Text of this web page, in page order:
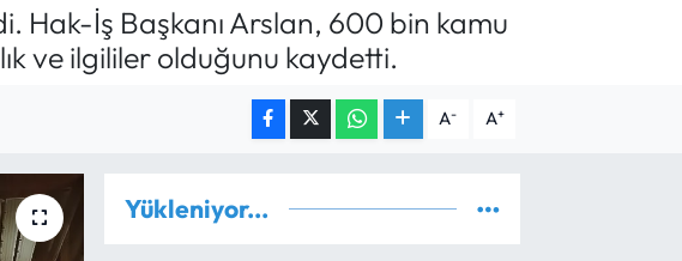
Hak-İş Başkanı Arslan, 600 bin kamu
ve ilgililer olduğunu kaydetti.
A- A+
Yükleniyor...